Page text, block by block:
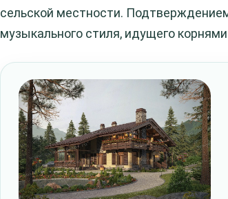
сельской местности.
музыкального стиля, идущего